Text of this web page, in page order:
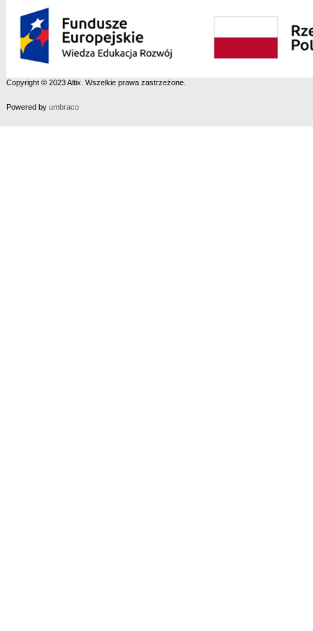
Copyright © 2023 Altix. Wszelkie prawa zastrzeżone.
Powered by umbraco